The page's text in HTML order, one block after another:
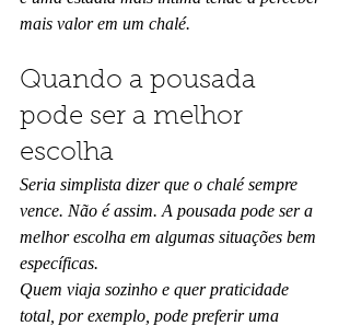
mais valor em um chalé.
Quando a pousada
pode ser a melhor
escolha
Seria simplista dizer que o chalé sempre
vence. Não é assim. A pousada pode ser a
melhor escolha em algumas situações bem
específicas.
Quem viaja sozinho e quer praticidade
total, por exemplo, pode preferir uma